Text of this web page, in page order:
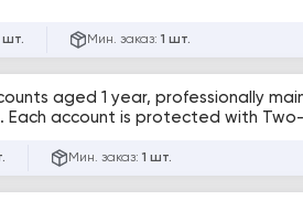
шт. Мин. заказ: 1 шт.
aged 1 year, professionally
account is protected with
Мин. заказ: 1 шт.